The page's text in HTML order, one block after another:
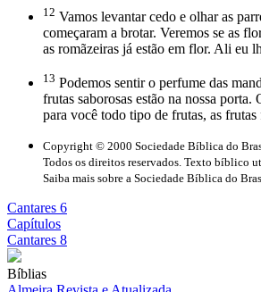
12 Vamos levantar cedo e olhar as
começaram a brotar. Veremos se as
as romãzeiras já estão em flor. Ali eu
13 Podemos sentir o perfume das
frutas saborosas estão na nossa porta.
para você todo tipo de frutas, as frutas
Copyright © 2000 Sociedade Bíblica do
Todos os direitos reservados. Texto bíblico
Saiba mais sobre a Sociedade Bíblica do
Cantares 6
Capítulos
Cantares 8
Bíblias